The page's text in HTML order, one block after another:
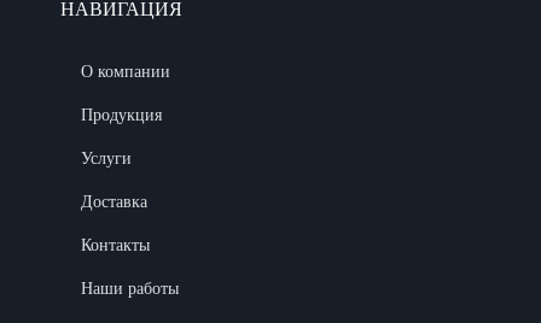
НАВИГАЦИЯ
О компании
Продукция
Услуги
Доставка
Контакты
Наши работы